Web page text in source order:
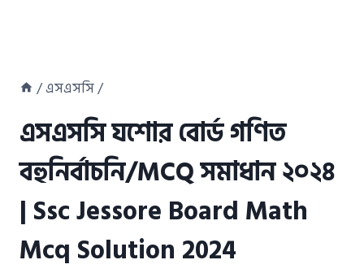
/এসএসসি/
এসএসসি যশোর বোর্ড গণিত
বহুনির্বাচনি/MCQ সমাধান ২০২৪
| Ssc Jessore Board Math
Mcq Solution 2024